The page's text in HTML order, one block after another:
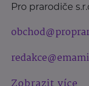
Pro prarodiče